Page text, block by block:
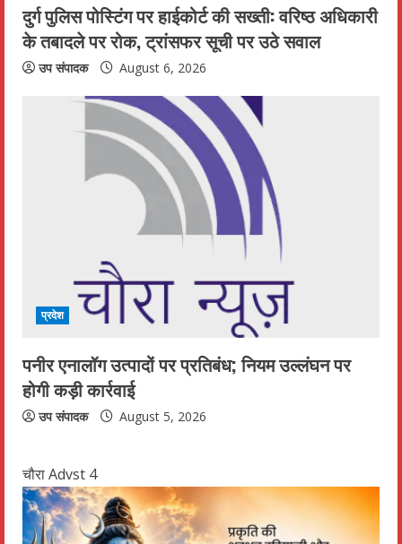
दुर्ग पुलिस पोस्टिंग पर हाईकोर्ट की सख्ती: वरिष्ठ अधिकारी
के तबादले पर रोक, ट्रांसफर सूची पर उठे सवाल
उप संपादक August 6, 2026
प्रदेश
पनीर एनालॉग उत्पादों पर प्रतिबंध; नियम उल्लंघन पर
होगी कड़ी कार्रवाई
उप संपादक August 5, 2026
चौरा Advst 4